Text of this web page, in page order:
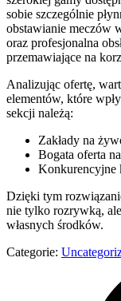
sobie szczególnie
obstawianie meczów
oraz profesjonalna
przemawiające na
Analizując ofertę,
elementów, które
sekcji należą:
Zakłady na
Bogata oferta
Konkurencyjne
Dzięki tym
nie tylko rozrywką,
własnych środków.
Categorie: